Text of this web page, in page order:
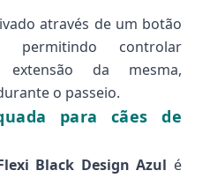
através de um botão
controlar
extensão da mesma,
o passeio.
para cães de
Black Design Azul é